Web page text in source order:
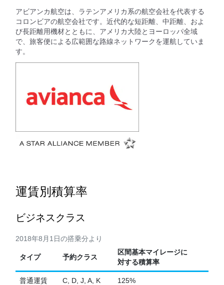
アビアンカ航空は、ラテンアメリカ系の航空会社を代表する
コロンビアの航空会社です。近代的な短距離、中距離、およ
び長距離用機材とともに、アメリカ大陸とヨーロッパ全域
で、旅客便による広範囲な路線ネットワークを運航していま
す。
運賃別積算率
ビジネスクラス
2018年8月1日の搭乗分より
タイプ 予約クラス
区間基本マイレージに
対する積算率
普通運賃 C, D, J, A, K 125%